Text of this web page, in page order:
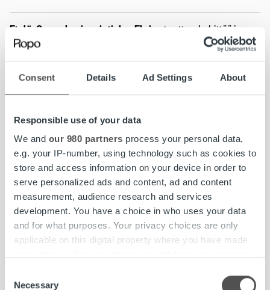
Consent Details Ad Settings About
Responsible use of your data
We and our 980 partners process your personal data,
e.g. your IP-number, using technology such as cookies to
store and access information on your device in order to
serve personalized ads and content, ad and content
measurement, audience research and services
development. You have a choice in who uses your data
and for what purposes. Your privacy choices are only
applicable on this digital property where you have made
the Privacy trigger icon.
Selection
Necessary
Etelä-Savon hyvinvointialue Eloisa
tuottaa, kehittää ja
järjestää sosiaali- ja terveyspalveluja sekä pelastustoimen
palveluja 12 kunnan alueella 133 tuhannelle Etelä-Savon
maakunnan asukkaalle. Alueen kuntia ovat Enonkoski,
ja Sulkava. Hyvinvointialueilla on itsehallinto. Sen ylintä
hyvinvointialueen toiminnasta ja taloudesta.
www.etelasavonha.fi
Ropo Capitalon johtava laskun elinkaari- ja
rahoituspalveluiden tarjoaja Suomessa. Palvelumme kattaa
koko laskun elinkaaren hallinnan laskujen välityksestä
reskontraan, saatavien hallintaan ja rahoitukseen.
Kilpailemme Pohjoismaiden markkinoilla teknologisena
edelläkävijänä – toimintamallimme pohjautuu omaan
teknologiaan, automaatioon ja reaaliaikaiseen raportointiin.